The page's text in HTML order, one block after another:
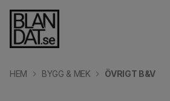
HEM BYGG & MEK ÖVRIGT B&V